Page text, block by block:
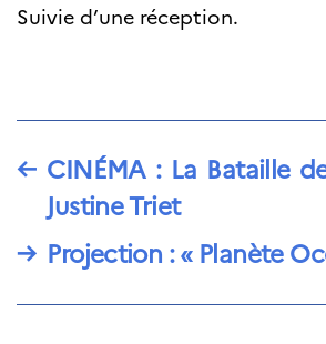
Suivie d’une réception.
← CINÉMA : La Bataille
Justine Triet
→ Projection : « Planète